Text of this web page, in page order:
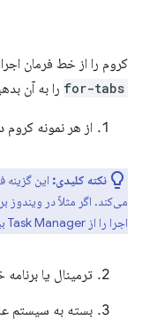
کروم را از خط فرمان
for-tabs را به آن
از هر نمونه
نکته کلیدی: این گزینه
می‌کند. اگر مثلاً در ویندوز
اجرا را از Task Manager ببندید.
ترمینال یا
بسته به سیستم